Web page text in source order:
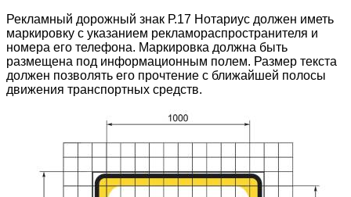
Рекламный дорожный знак Р.17 Нотариус должен иметь
маркировку с указанием рекламораспространителя и
номера его телефона. Маркировка должна быть
размещена под информационным полем. Размер текста
должен позволять его прочтение с ближайшей полосы
движения транспортных средств.